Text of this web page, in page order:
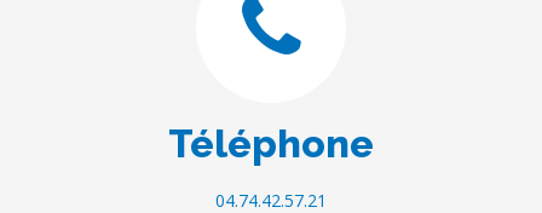
Téléphone
04.74.42.57.21